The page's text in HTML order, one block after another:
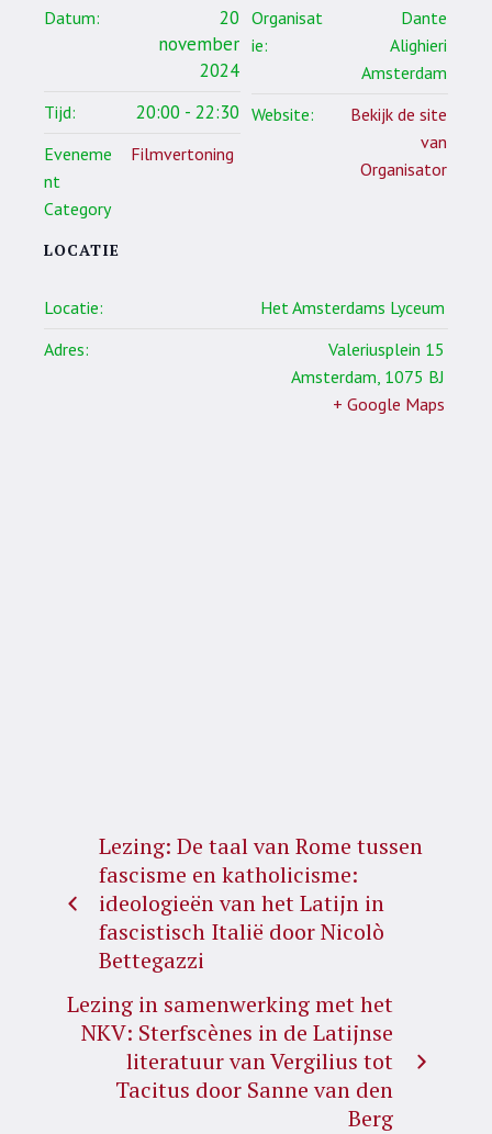
Datum:
20
november
2024
Tijd: 20:00 - 22:30
Eveneme
nt
Category
Filmvertoning
LOCATIE
Locatie:
Het Amsterdams Lyceum
Adres:
Valeriusplein 15
Amsterdam 1075 BJ
+ Google Maps
Organisat
ie:
Dante
Alighieri
Amsterdam
Website:
Bekijk de site
van
Organisator
Lezing: De taal van Rome tussen
fascisme en katholicisme:
ideologieën van het Latijn in
fascistisch Italië door Nicolò
Bettegazzi
Lezing in samenwerking met het
NKV: Sterfscènes in de Latijnse
literatuur van Vergilius tot
Tacitus door Sanne van den
Berg